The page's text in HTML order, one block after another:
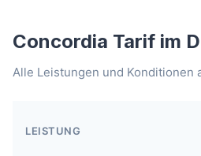
Concordia Tarif im
Alle Leistungen und Konditionen
LEISTUNG